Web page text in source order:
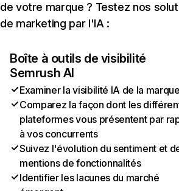
de votre marque ? Testez nos
de marketing par l'IA :
Boîte à outils de visibilité
Semrush AI
Examiner la visibilité IA de la
Comparez la façon dont les
plateformes vous présentent par
à vos concurrents
Suivez l'évolution du sentiment et
mentions de fonctionnalités
Identifier les lacunes du marché